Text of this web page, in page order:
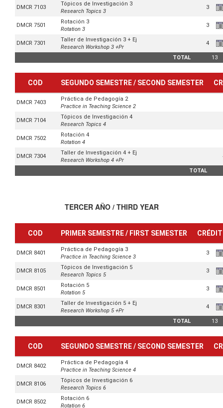
DMCR 7103
Tópicos de Investigación 3
Research Topics 3
3
DMCR 7501
Rotación 3
Rotation 3
3
DMCR 7301
Taller de Investigación 3 + Ej
Research Workshop 3 +Pr
4
TOTAL 13
COD SEGUNDO SEMESTRE / SECOND SEMESTER
DMCR 7403
Práctica de Pedagogía 2
Practice in Teaching Science 2
DMCR 7104
Tópicos de Investigación 4
Research Topics 4
DMCR 7502
Rotación 4
Rotation 4
DMCR 7304
Taller de Investigación 4 + Ej
Research Workshop 4 +Pr
TOTAL
TERCER AÑO / THIRD YEAR
COD PRIMER SEMESTRE / FIRST SEMESTER
DMCR 8401
Práctica de Pedagogía 3
Practice in Teaching Science 3
3
DMCR 8105
Tópicos de Investigación 5
Research Topics 5
3
DMCR 8501
Rotación 5
Rotation 5
3
DMCR 8301
Taller de Investigación 5 + Ej
Research Workshop 5 +Pr
4
TOTAL 13
COD SEGUNDO SEMESTRE / SECOND SEMESTER
DMCR 8402
Práctica de Pedagogía 4
Practice in Teaching Science 4
DMCR 8106
Tópicos de Investigación 6
Research Topics 6
DMCR 8502
Rotación 6
Rotation 6